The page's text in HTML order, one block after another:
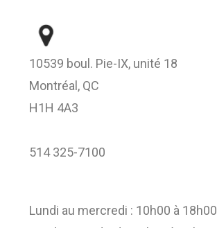
10539 boul. Pie-IX, unité 18
Montréal, QC
H1H 4A3
514 325-7100
Lundi au mercredi : 10h00 à 18h00